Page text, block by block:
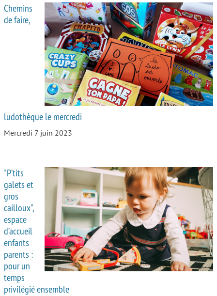
Chemins
de faire,
ludothèque le mercredi
Mercredi 7 juin 2023
"P’tits
galets et
gros
cailloux",
espace
d’accueil
enfants
parents :
pour un
temps
privilégié ensemble